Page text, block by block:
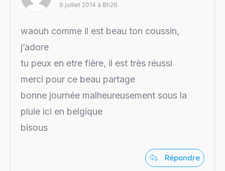
9 juillet 2014 à 8h26
waouh comme il est beau ton coussin,
j’adore
tu peux en etre fière, il est très réussi
merci pour ce beau partage
bonne journée malheureusement sous la
pluie ici en belgique
bisous
Répondre